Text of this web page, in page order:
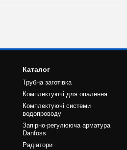
Каталог
Трубна заготівка
Комплектуючі для опалення
Комплектуючі системи
водопроводу
Запірно-регулююча арматура
Danfoss
Радіатори